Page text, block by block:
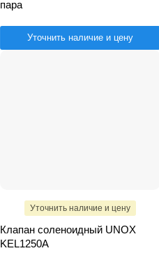
пара
Уточнить наличие и цену
Уточнить наличие и цену
Клапан соленоидный UNOX
KEL1250A